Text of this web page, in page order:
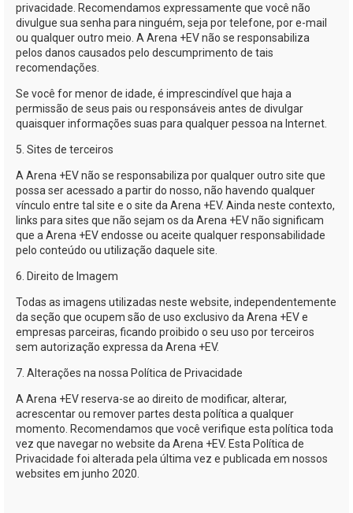
privacidade. Recomendamos expressamente que você não
divulgue sua senha para ninguém, seja por telefone, pore-mail
ou qualquer outro meio. A Arena +EVnão se responsabiliza
pelos danos causados pelo descumprimento de tais
recomendações.
Se você for menor de idade, é imprescindível que haja a
permissão de seus pais ou responsáveis antes de divulgar
quaisquer informações suas para qualquer pessoa na Internet.
5. Sites de terceiros
A Arena +EVnão se responsabiliza por qualquer outro site que
possa ser acessado a partir do nosso, não havendo qualquer
vínculo entre tal site e o site da Arena +EV. Ainda neste contexto,
links para sites que não sejam os da Arena +EVnão significam
que a Arena +EVendosse ou aceite qualquer responsabilidade
pelo conteúdo ou utilização daquele site.
6. Direito de Imagem
Todas as imagens utilizadas neste website, independentemente
da seção que ocupem são de uso exclusivo da Arena +EVe
empresas parceiras, ficando proibido o seu uso por terceiros
sem autorização expressa da Arena +EV.
7. Alterações na nossa Política de Privacidade
A Arena +EVreserva-se ao direito de modificar, alterar,
acrescentar ou remover partes desta política a qualquer
momento. Recomendamos que você verifique esta política toda
vez que navegar no website da Arena +EV. Esta Política de
Privacidade foi alterada pela última vez e publicada em nossos
websites em junho 2020.